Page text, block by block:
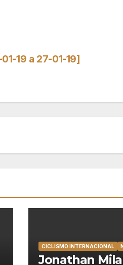
19 a 27-01-19]
CICLISMO INTERNACIONAL
Jonathan